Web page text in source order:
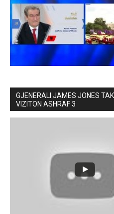
GJENERALI JAMES JONES
VIZITON ASHRAF 3